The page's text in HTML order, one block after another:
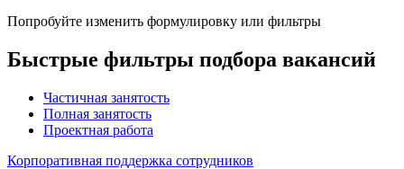
Попробуйте изменить формулировку или фильтры
Быстрые фильтры подбора вакансий
Частичная занятость
Полная занятость
Проектная работа
Корпоративная поддержка сотрудников